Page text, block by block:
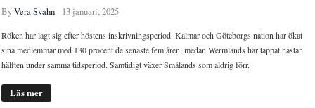
ByVera Svahn 13 januari, 2025
Röken har lagt sig efter höstens inskrivningsperiod. Kalmar och Göteborgs nation har ökat
sina medlemmar med 130 procent de senaste fem åren, medan Wermlands har tappat nästan
hälften under samma tidsperiod. Samtidigt växer Smålands som aldrig förr.
Läs mer